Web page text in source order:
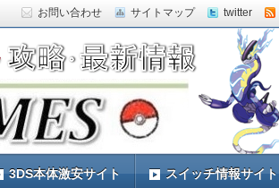
お問い合わせ サイトマップ twitter
3DS本体激安サイト スイッチ情報サイト